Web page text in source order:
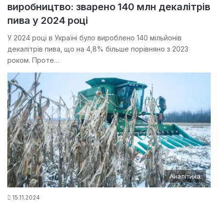
виробництво: зварено 140 млн декалітрів
пива у 2024 році
У 2024 році в Україні було вироблено 140 мільйонів
декалітрів пива, що на 4,8% більше порівняно з 2023
роком. Проте…
Аналітика
15.11.2024